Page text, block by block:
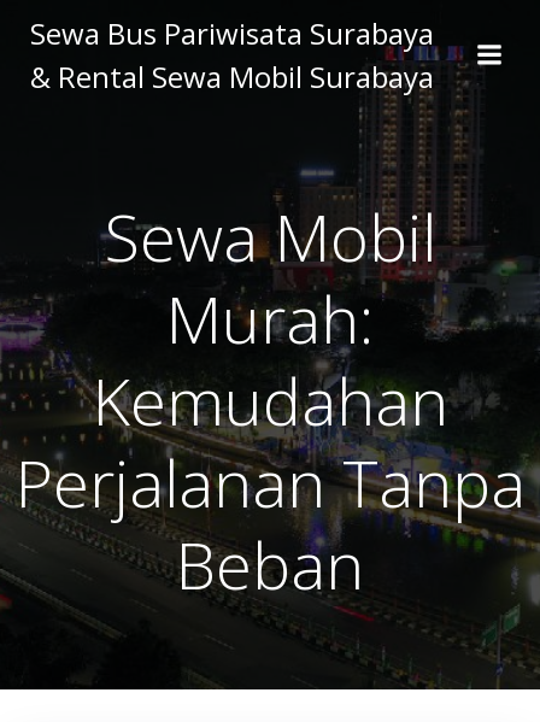
to
content
Sewa Bus Pariwisata Surabaya
& Rental Sewa Mobil Surabaya
Sewa Mobil
Murah:
Kemudahan
Perjalanan Tanpa
Beban